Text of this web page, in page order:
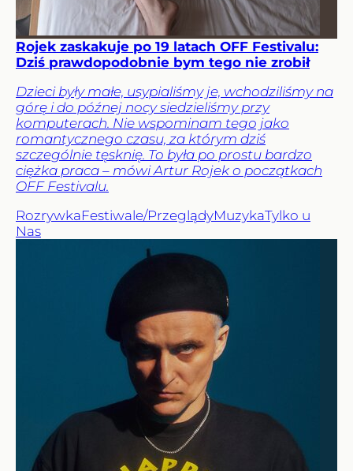
Rojek zaskakuje po 19 latach OFF Festivalu:
Dziś prawdopodobnie bym tego nie zrobił
Dzieci były małe, usypialiśmy je, wchodziliśmy na
górę i do późnej nocy siedzieliśmy przy
komputerach. Nie wspominam tego jako
romantycznego czasu, za którym dziś
szczególnie tęsknię. To była po prostu bardzo
ciężka praca – mówi Artur Rojek o początkach
OFF Festivalu.
RozrywkaFestiwale/PrzeglądyMuzykaTylko u
Nas